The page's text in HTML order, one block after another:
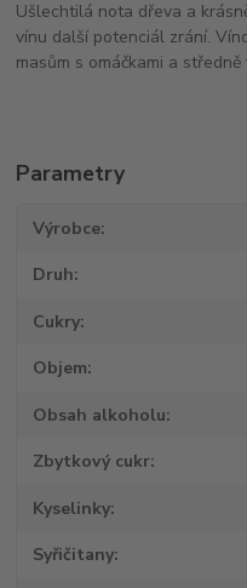
Ušlechtilá nota dřeva a
vínu další potenciál zrání.
masům s omáčkami a
Parametry
Výrobce
Druh
Cukry
Objem
Obsah alkoholu
Zbytkový cukr
Kyselinky
Syřičitany